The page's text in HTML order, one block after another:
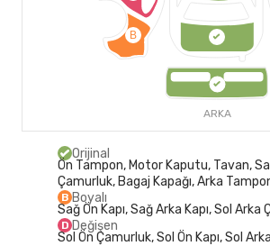
B
ARKA
Orijinal
Ön Tampon, Motor Kaputu, Tavan,
Çamurluk, Bagaj Kapağı, Arka
B Boyalı
Sağ Ön Kapı, Sağ Arka Kapı, Sol Arka
D Değişen
Sol Ön Çamurluk, Sol Ön Kapı, Sol